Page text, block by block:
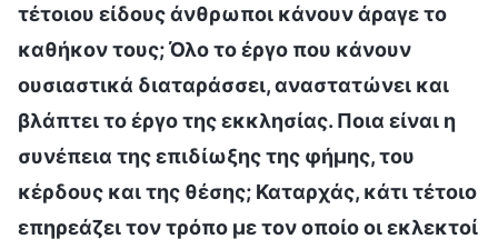
τέτοιου είδους άνθρωποι κάνουν άραγε το
καθήκον τους; Όλο το έργο που κάνουν
ουσιαστικά διαταράσσει, αναστατώνει και
βλάπτει το έργο της εκκλησίας. Ποια είναι η
συνέπεια της επιδίωξης της φήμης, του
κέρδους και της θέσης; Καταρχάς, κάτι τέτοιο
επηρεάζει τον τρόπο με τον οποίο οι εκλεκτοί